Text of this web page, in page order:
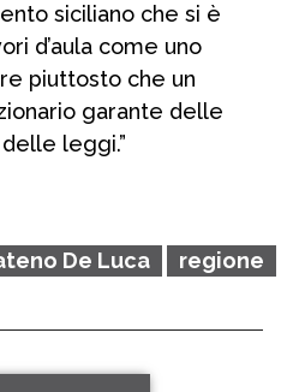
siciliano che si è
d’aula come uno
piuttosto che un
garante delle
leggi.”
De Luca
regione